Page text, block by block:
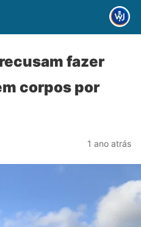
fazer
corpos por
1 ano atrás